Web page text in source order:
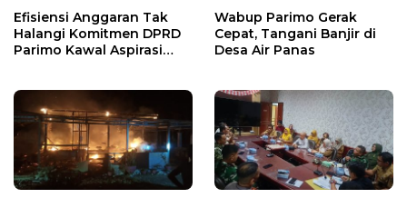
Efisiensi Anggaran Tak
Halangi Komitmen DPRD
Parimo Kawal Aspirasi
Wabup Parimo Gerak
Cepat, Tangani Banjir di
Desa Air Panas